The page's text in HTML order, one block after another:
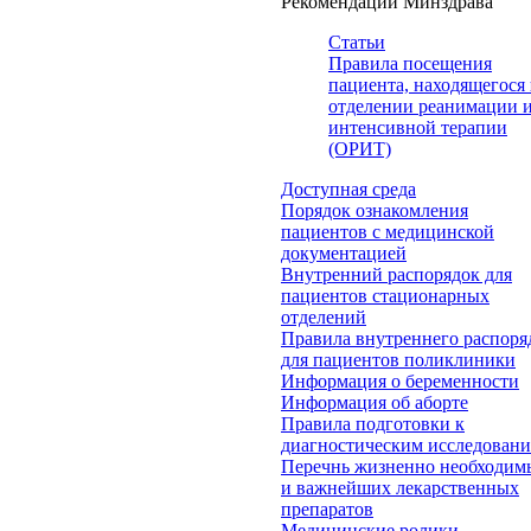
Статьи
Правила посещения
пациента, находящегося
отделении реанимации и
интенсивной терапии
(ОРИТ)
Доступная среда
Порядок ознакомления
пациентов с медицинской
документацией
Внутренний распорядок для
пациентов стационарных
отделений
Правила внутреннего
для пациентов поликлиники
Информация о беременности
Информация об аборте
Правила подготовки к
диагностическим
Перечнь жизненно
и важнейших лекарственных
препаратов